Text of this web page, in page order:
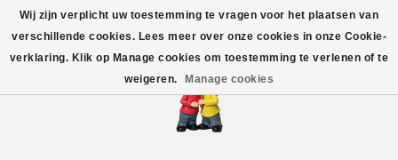
Wij zijn verplicht uw toestemming te vragen voor het plaatsen van
verschillende cookies. Lees meer over onze cookies in onze Cookie-
verklaring. Klik op Manage cookies om toestemming te verlenen of te
weigeren.
Manage cookies